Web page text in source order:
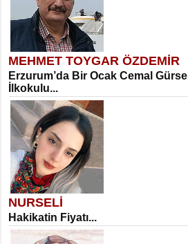
MEHMET TOYGAR ÖZDEMİR
Erzurum’da Bir Ocak Cemal Gürsel
İlkokulu...
NURSELİ
Hakikatin Fiyatı...